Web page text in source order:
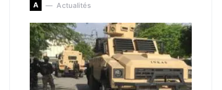
A Actualités